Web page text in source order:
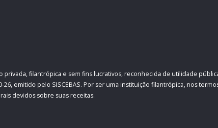
privada, filantrópica e sem fins lucrativos, reconhecida de utilidade
emitido pelo SISCEBAS. Por ser uma instituição filantrópica, nos
devidos sobre suas receitas.